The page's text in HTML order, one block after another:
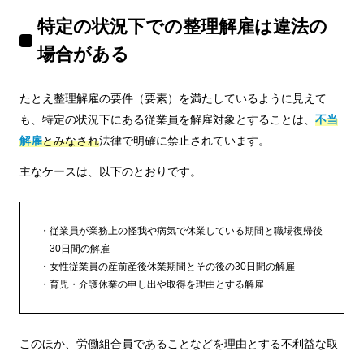
特定の状況下での整理解雇は違法の
場合がある
たとえ整理解雇の要件（要素）を満たしているように見えて
も、特定の状況下にある従業員を解雇対象とすることは、 不当
解雇とみなされ法律で明確に禁止されています。
主なケースは、以下のとおりです。
従業員が業務上の怪我や病気で休業している期間と職場復帰後
30日間の解雇
女性従業員の産前産後休業期間とその後の30日間の解雇
育児・介護休業の申し出や取得を理由とする解雇
このほか、労働組合員であることなどを理由とする不利益な取